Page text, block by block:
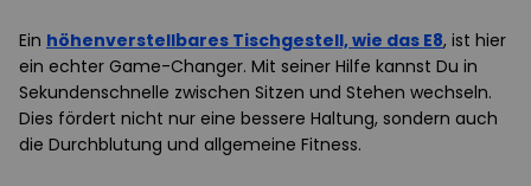
Ein höhenverstellbares Tischgestell, wie das E8, ist hier
ein echter Game-Changer. Mit seiner Hilfe kannst Du in
Sekundenschnelle zwischen Sitzen und Stehen wechseln.
Dies fördert nicht nur eine bessere Haltung, sondern auch
die Durchblutung und allgemeine Fitness.